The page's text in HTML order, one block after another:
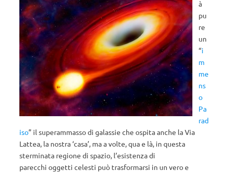
à
pu
re
un
“i
m
me
ns
o
Pa
rad
iso” il superammasso di galassie che ospita anche la Via
Lattea, la nostra ‘casa’, ma a volte, qua e là, in questa
sterminata regione di spazio, l’esistenza di
parecchi oggetti celesti può trasformarsi in un vero e